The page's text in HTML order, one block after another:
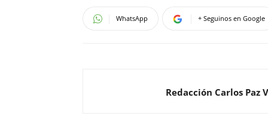
WhatsApp + Seguinos en Google
Redacción Carlos Paz